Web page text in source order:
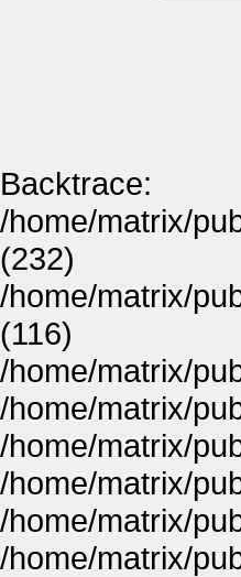
Backtrace:
/home/matrix/
(232)
/home/matrix/
(116)
/home/matrix/
/home/matrix/
/home/matrix/
/home/matrix/
/home/matrix/
/home/matrix/